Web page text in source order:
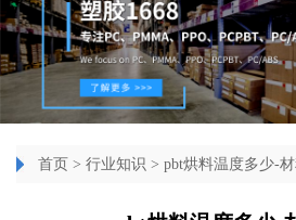
首页 > 行业知识 > pbt烘料温度多少-